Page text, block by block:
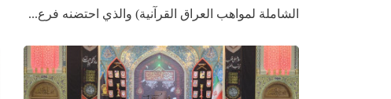
الشاملة لمواهب العراق القرآنية) والذي احتضنه فرع...